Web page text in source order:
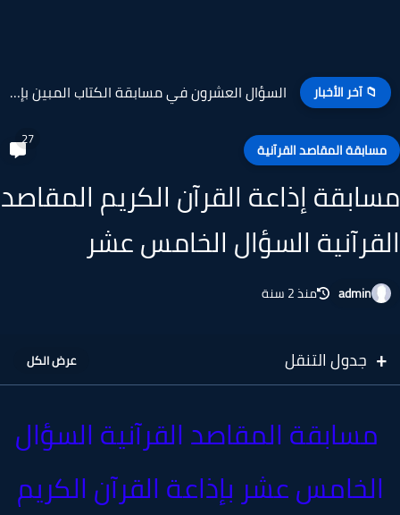
📁 آخر الأخبار السؤال العشرون في مسابقة الكتاب المبين بإذاعة القرآن الكريم
المقاصد القرآنية
إذاعة القرآن الكريم المقاصد
السؤال الخامس عشر
admin منذ 2 سنة
جدول التنقل
مسابقة المقاصد القرآنية السؤال
الخامس عشر بإذاعة القرآن الكريم